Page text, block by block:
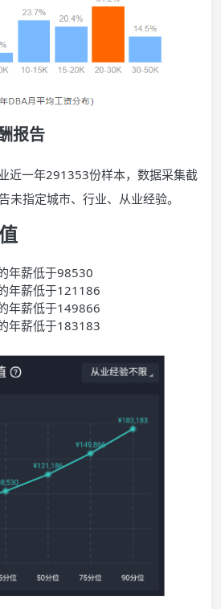
报告
近一年291353份样本，数据采集截
未指定城市、行业、从业经验。
年薪低于98530
年薪低于121186
年薪低于149866
年薪低于183183